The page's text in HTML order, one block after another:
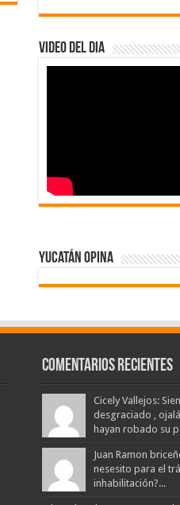
Video del dia
Yucatán Opina
Comentarios Recientes
Cicely Vallejos:
desgraciado ,
hayan robado su
Juan Ramon
nesesito para el
inhabilitación?...